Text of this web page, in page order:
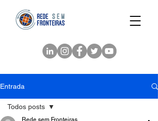
Entrada
Todos posts
Rede sem Fronteiras